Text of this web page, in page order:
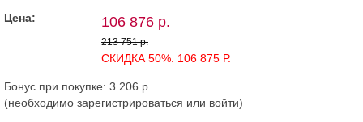
Цена: 106 876 р.
213 751 р.
СКИДКА 50%: 106 875 Р.
Бонус при покупке: 3 206 р.
(необходимо зарегистрироваться или войти)